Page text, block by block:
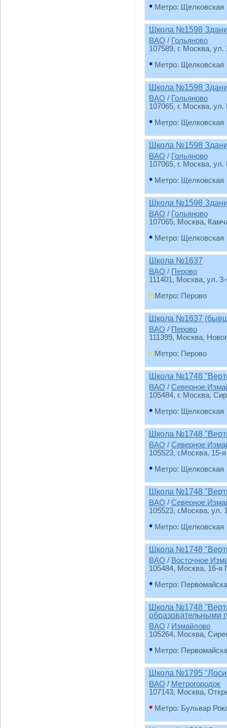
• Метро: Щелковская
Школа №1598
ВАО / Гольяново
107589, г. Москва,
• Метро: Щелковская
Школа №1598
ВАО / Гольяново
107065, г. Москва,
• Метро: Щелковская
Школа №1598
ВАО / Гольяново
107065, г. Москва,
• Метро: Щелковская
Школа №1598
ВАО / Гольяново
107065, Москва,
• Метро: Щелковская
Школа №1637
ВАО / Перово
111401, Москва, ул.
• Метро: Перово
Школа №1637
ВАО / Перово
111399, Москва,
• Метро: Перово
Школа №1748
ВАО / Северное
105484, г. Москва,
• Метро: Щелковская
Школа №1748
ВАО / Северное
105523, г.Москва, 15-
• Метро: Щелковская
Школа №1748
ВАО / Северное
105523, г.Москва, ул.
• Метро: Щелковская
Школа №1748
ВАО / Восточное
105484, Москва, 16-я
• Метро:
Школа №1748
образовательными
ВАО / Измайлово
105264, Москва,
• Метро:
Школа №1795
ВАО / Метрогородок
107143, Москва,
• Метро: Бульвар